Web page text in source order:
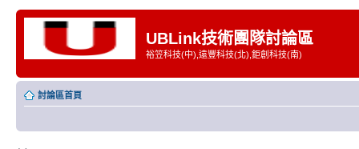
UBLink技術團隊討論區
裕笠科技(中),遠豐科技(北),鉅創科技(南)
討論區首頁